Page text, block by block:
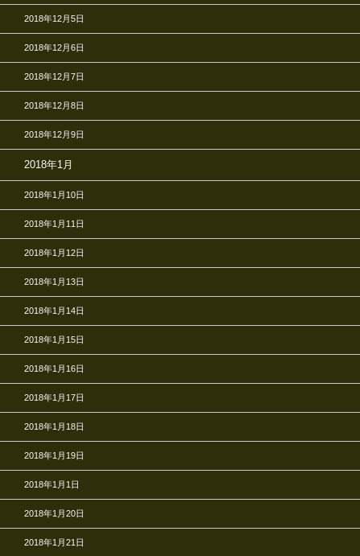
2018年12月5日
2018年12月6日
2018年12月7日
2018年12月8日
2018年12月9日
2018年1月
2018年1月10日
2018年1月11日
2018年1月12日
2018年1月13日
2018年1月14日
2018年1月15日
2018年1月16日
2018年1月17日
2018年1月18日
2018年1月19日
2018年1月1日
2018年1月20日
2018年1月21日